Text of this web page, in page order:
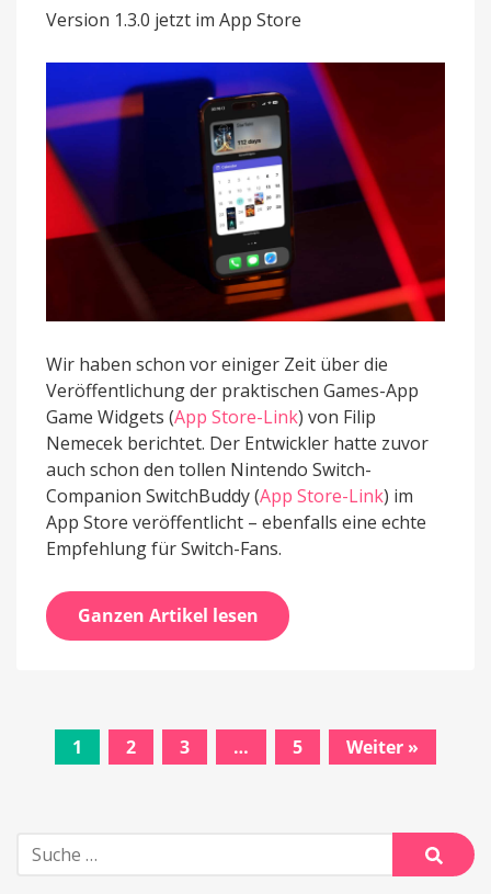
„Gaming
Buddy“
Version 1.3.0 jetzt im App Store
Wir haben schon vor einiger Zeit über die
Veröffentlichung der praktischen Games-App
Game Widgets (App Store-Link) von Filip
Nemecek berichtet. Der Entwickler hatte zuvor
auch schon den tollen Nintendo Switch-
Companion SwitchBuddy (App Store-Link) im
App Store veröffentlicht – ebenfalls eine echte
Empfehlung für Switch-Fans.
Ganzen Artikel lesen
1 2 3 … 5 Weiter »
Suche
nach:
Suche